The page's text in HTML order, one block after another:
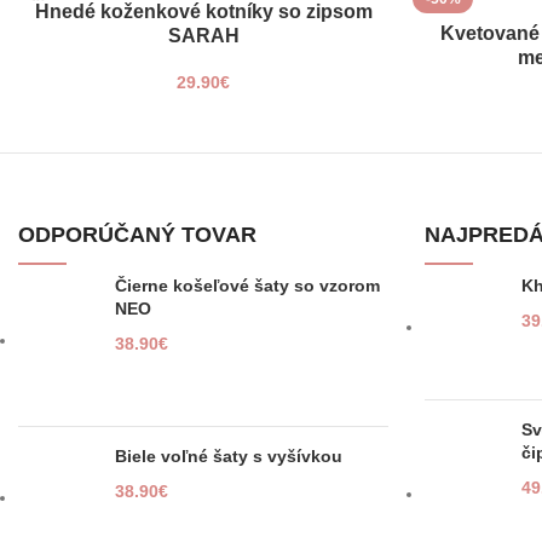
VÝBER MOŽNOSTÍ
Hnedé koženkové kotníky so zipsom
SARAH
29.90€
UNI
PRIDAŤ DO
ODPORÚČANÝ TOVAR
Čierne košeľové šaty so vzorom
NEO
38.90€
Biele voľné šaty s vyšívkou
38.90€